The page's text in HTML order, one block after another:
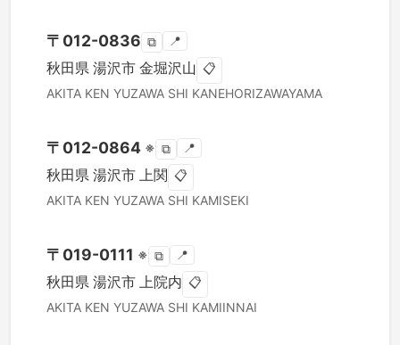
〒 012-0836 ⧉ 📍
秋田県 湯沢市 金堀沢山 📋
AKITA KEN YUZAWA SHI KANEHORIZAWAYAMA
〒 012-0864 ※ ⧉ 📍
秋田県 湯沢市 上関 📋
AKITA KEN YUZAWA SHI KAMISEKI
〒 019-0111 ※ ⧉ 📍
秋田県 湯沢市 上院内 📋
AKITA KEN YUZAWA SHI KAMIINNAI